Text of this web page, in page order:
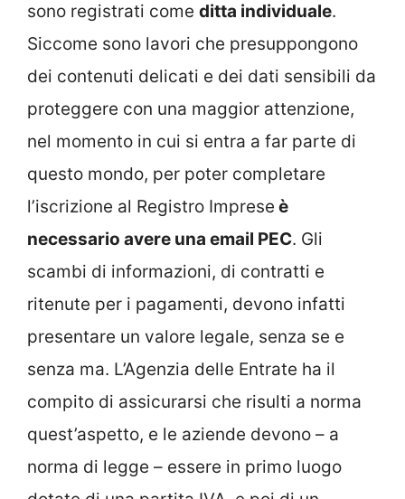
sono registrati come ditta individuale.
Siccome sono lavori che presuppongono
dei contenuti delicati e dei dati sensibili da
proteggere con una maggior attenzione,
nel momento in cui si entra a far parte di
questo mondo, per poter completare
l’iscrizione al Registro Imprese è
necessario avere una email PEC. Gli
scambi di informazioni, di contratti e
ritenute per i pagamenti, devono infatti
presentare un valore legale, senza se e
senza ma. L’Agenzia delle Entrate ha il
compito di assicurarsi che risulti a norma
quest’aspetto, e le aziende devono – a
norma di legge – essere in primo luogo